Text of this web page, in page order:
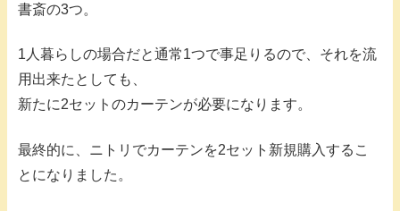
書斎の3つ。
1人暮らしの場合だと通常1つで事足りるので、それを流
用出来たとしても、
新たに2セットのカーテンが必要になります。
最終的に、ニトリでカーテンを2セット新規購入するこ
とになりました。